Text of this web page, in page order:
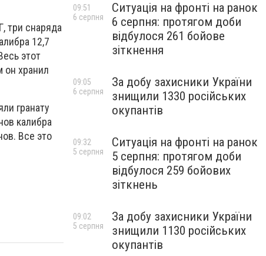
три снаряда
12,7
этот
он хранил
гранату
калибра
Все это
Ситуація на фронті на ранок
6 серпня: протягом доби
відбулося 261 бойове
зіткнення
09:51
6 серпня
За добу захисники України
знищили 1330 російських
окупантів
09:05
6 серпня
Ситуація на фронті на ранок
5 серпня: протягом доби
відбулося 259 бойових
зіткнень
09:32
5 серпня
За добу захисники України
знищили 1130 російських
окупантів
09:02
5 серпня